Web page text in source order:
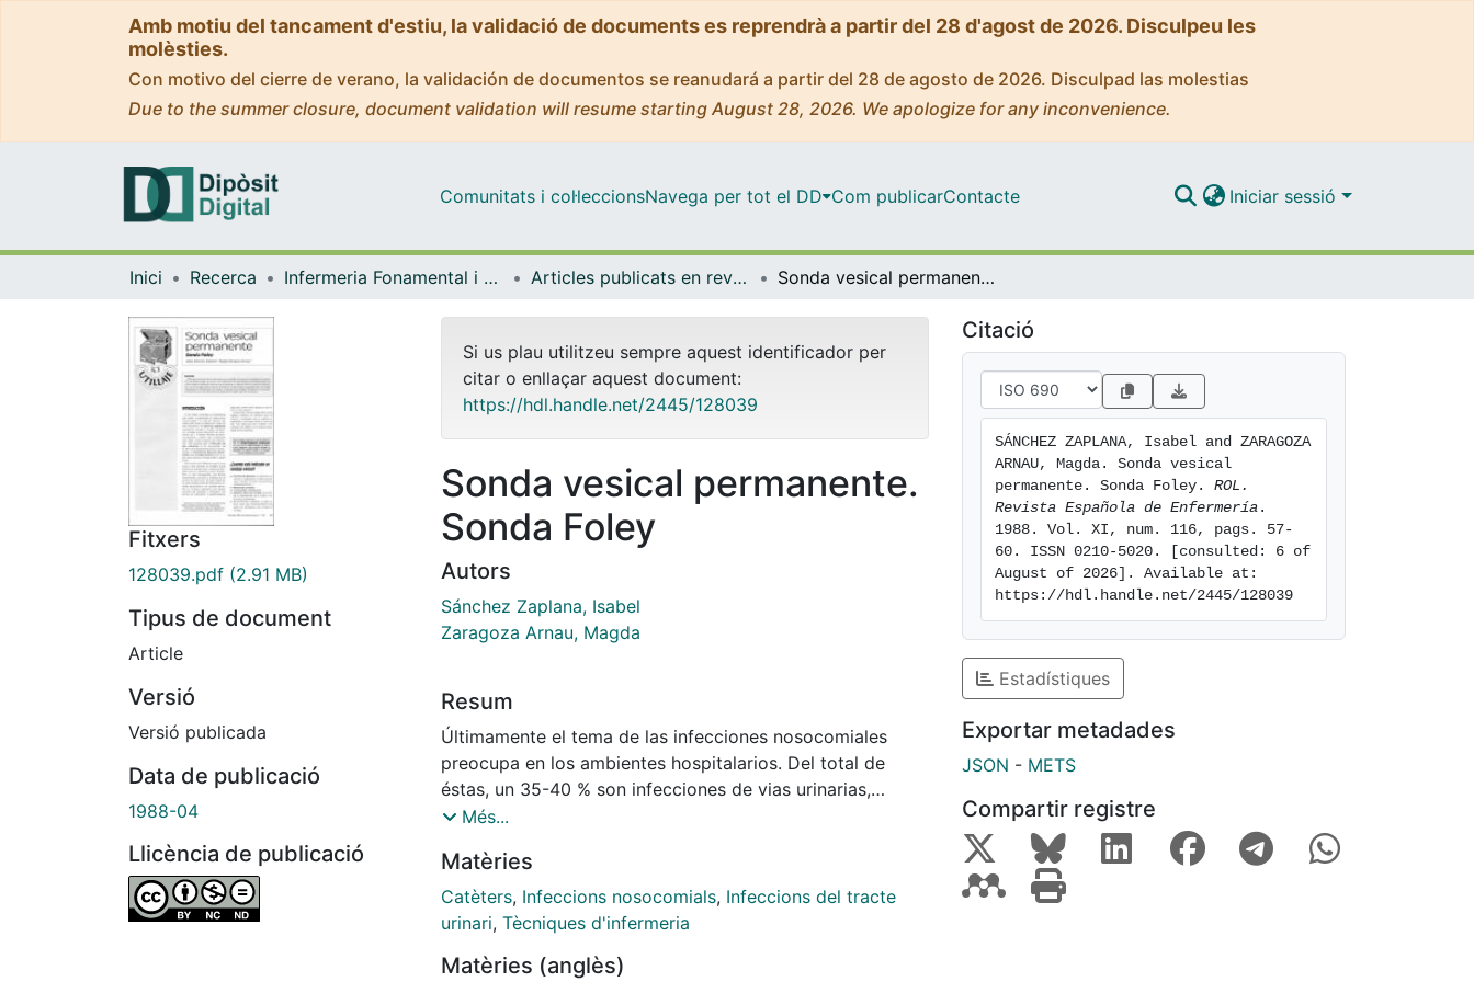
Amb motiu del tancament d'estiu, la validació de documents es reprendrà a partir del 28 d'agost de 2026. Disculpeu les
molèsties.
Con motivo del cierre de verano, la validación de documentos se reanudará a partir del 28 de agosto de 2026. Disculpad las molestias
Due to the summer closure, document validation will resume starting August 28, 2026. We apologize for any inconvenience.
Comunitats i col·leccionsNavega per tot el DD Com publicarContacte Iniciar sessió
Inici Recerca Infermeria Fonamental i Clínica Articles publicats en revistes (Infermeria Fonamental i Clínica) Sonda vesical permanente. Sonda Foley
Fitxers
128039.pdf (2.91 MB)
Tipus de document
Article
Versió
Versió publicada
Data de publicació
1988-04
Llicència de publicació
Si us plau utilitzeu sempre aquest identificador per
citar o enllaçar aquest document:
https://hdl.handle.net/2445/128039
Sonda vesical permanente.
Sonda Foley
Autors
Sánchez Zaplana, Isabel
Zaragoza Arnau, Magda
Resum
Últimamente el tema de las infecciones nosocomiales
preocupa en los ambientes hospitala­rios. Del total de
éstas, un 35-40 % son infecciones de vias urinarias,
porcentaje elevado que podría rebajarse utilizando
relaciona­dos con el sondaje vesical. Éste es el tema en el
que incide la siguiente Ficha de Utillaje, clasificando los
distintos tipos de sondas y materiales que se utilizan
adecuados para garantizar la mejor atención al paciente.
Més...
Matèries
Catèters, Infeccions nosocomials, Infeccions del tracte
urinari, Tècniques d'infermeria
Matèries (anglès)
Citació
SÁNCHEZ ZAPLANA, Isabel and ZARAGOZA
ARNAU, Magda. Sonda vesical
permanente. Sonda Foley. ROL.
Revista Española de Enfermería .
1988. Vol. XI, num. 116, pags. 57-
60. ISSN 0210-5020. [consulted: 6 of
August of 2026]. Available at:
https://hdl.handle.net/2445/128039
Estadístiques
Exportar metadades
JSON - METS
Compartir registre